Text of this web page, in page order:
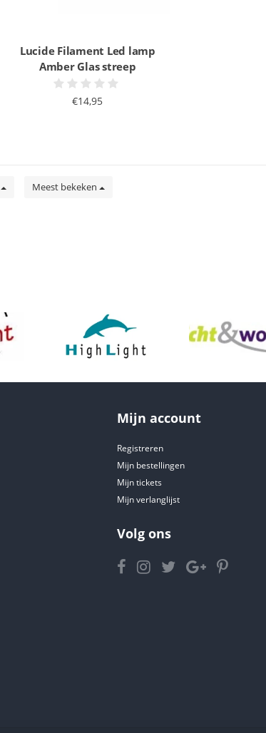
Lucide Filament Led lamp
Amber Glas streep
€14,95
Meest bekeken
Mijn account
Registreren
Mijn bestellingen
Mijn tickets
Mijn verlanglijst
Volg ons